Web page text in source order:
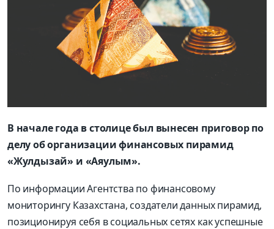
В начале года в столице был вынесен приговор по
делу об организации финансовых пирамид
«Жулдызай» и «Аяулым».
По информации Агентства по финансовому
мониторингу Казахстана, создатели данных пирамид,
позиционируя себя в социальных сетях как успешные